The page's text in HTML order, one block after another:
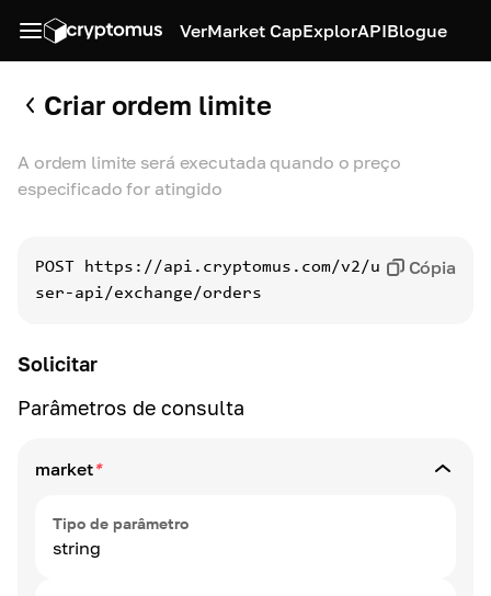
VerMarket CapExplorAPIBlogue
Criar ordem limite
A ordem limite será executada quando o preço
especificado for atingido
POST
https://api.cryptomus.com/v2/u
ser-api/exchange/orders
Cópia
Solicitar
Parâmetros de consulta
market*
Tipo de parâmetro
string